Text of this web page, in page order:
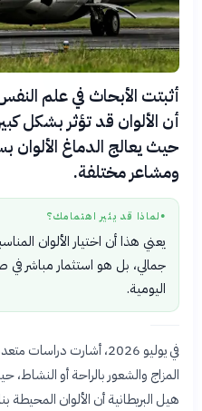
أثبتت الأبحاث في علم
أن الألوان قد تؤثر بشكل
حيث يعالج الدماغ الألوان
ومشاعر مختلفة.
● لماذا قد يثير اهتمامك؟
يعني هذا أن اختيار الألوان
جمالي، بل هو استثمار مباشر
اليومية.
في يوليو 2026، أشارت
المزاج والشعور بالراحة أو
هيل البريطانية أن الألوان المحيطة